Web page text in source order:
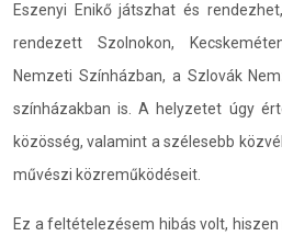
Eszenyi Enikő játszhat és
rendezett Szolnokon,
Nemzeti Színházban, a Szlovák
színházakban is. A helyzetet úgy
közösség, valamint a szélesebb
művészi közreműködéseit.
Ez a feltételezésem hibás volt,